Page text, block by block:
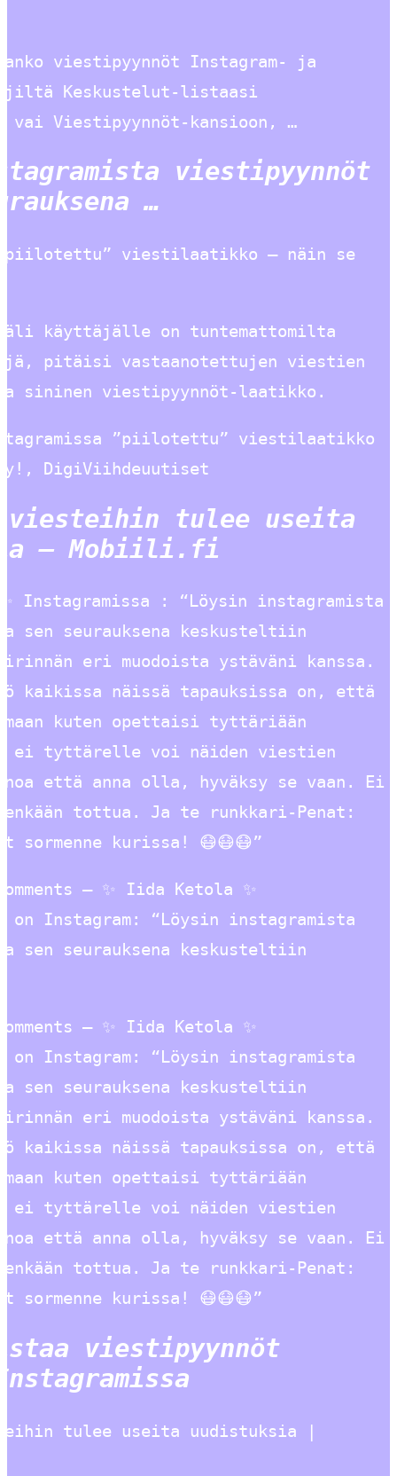
viestipyynnöt Instagram- ja
Keskustelut-listaasi
vai Viestipyynnöt-kansioon, …
viestipyynnöt
…
”piilotettu” viestilaatikko – näin se
käyttäjälle on tuntemattomilta
pitäisi vastaanotettujen viestien
sininen viestipyynnöt-laatikko.
”piilotettu” viestilaatikko
DigiViihdeuutiset
viesteihin tulee useita
– Mobiili.fi
Instagramissa : “Löysin instagramista
sen seurauksena keskusteltiin
eri muodoista ystäväni kanssa.
kaikissa näissä tapauksissa on, että
kuten opettaisi tyttäriään
ei tyttärelle voi näiden viestien
että anna olla, hyväksy se vaan. Ei
tottua. Ja te runkkari-Penat:
sormenne kurissa! 😷😷😷”
– ✨ Iida Ketola ✨
on Instagram: “Löysin instagramista
sen seurauksena keskusteltiin
– ✨ Iida Ketola ✨
on Instagram: “Löysin instagramista
sen seurauksena keskusteltiin
eri muodoista ystäväni kanssa.
kaikissa näissä tapauksissa on, että
kuten opettaisi tyttäriään
ei tyttärelle voi näiden viestien
että anna olla, hyväksy se vaan. Ei
tottua. Ja te runkkari-Penat:
sormenne kurissa! 😷😷😷”
viestipyynnöt
tulee useita uudistuksia |